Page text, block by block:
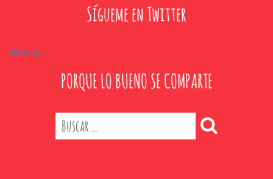
Sígueme en Twitter
Mis tuits
PORQUE LO BUENO SE COMPARTE